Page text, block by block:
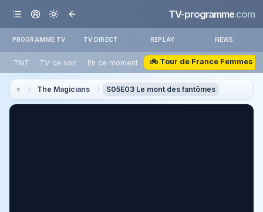
TV-programme.com
PROGRAMME TV TV DIRECT REPLAY NEWS
TNT TV ce soir En ce moment 🚲 Tour de France Femmes
The Magicians S05E03 Le mont des fantômes